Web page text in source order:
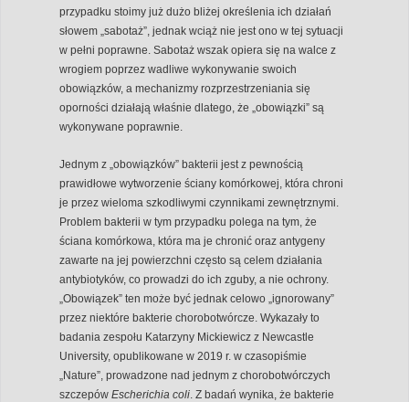
przypadku stoimy już dużo bliżej określenia ich działań
słowem „sabotaż”, jednak wciąż nie jest ono w tej sytuacji
w pełni poprawne. Sabotaż wszak opiera się na walce z
wrogiem poprzez wadliwe wykonywanie swoich
obowiązków, a mechanizmy rozprzestrzeniania się
oporności działają właśnie dlatego, że „obowiązki” są
wykonywane poprawnie.
Jednym z „obowiązków” bakterii jest z pewnością
prawidłowe wytworzenie ściany komórkowej, która chroni
je przez wieloma szkodliwymi czynnikami zewnętrznymi.
Problem bakterii w tym przypadku polega na tym, że
ściana komórkowa, która ma je chronić oraz antygeny
zawarte na jej powierzchni często są celem działania
antybiotyków, co prowadzi do ich zguby, a nie ochrony.
„Obowiązek” ten może być jednak celowo „ignorowany”
przez niektóre bakterie chorobotwórcze. Wykazały to
badania zespołu Katarzyny Mickiewicz z Newcastle
University, opublikowane w 2019 r. w czasopiśmie
„Nature”, prowadzone nad jednym z chorobotwórczych
szczepów Escherichia coli . Z badań wynika, że bakterie